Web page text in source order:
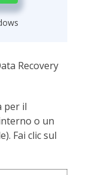
Recovery
per il
o un
Fai clic sul